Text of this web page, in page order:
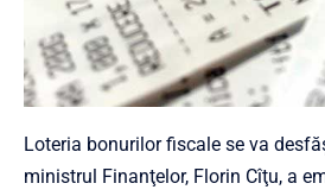
Loteria bonurilor fiscale se va
ministrul Finanţelor, Florin Cîţu, a